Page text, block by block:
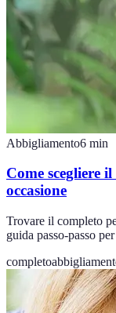
Abbigliamento6 min
Come scegliere
occasione
Trovare il completo
guida passo-passo
completo